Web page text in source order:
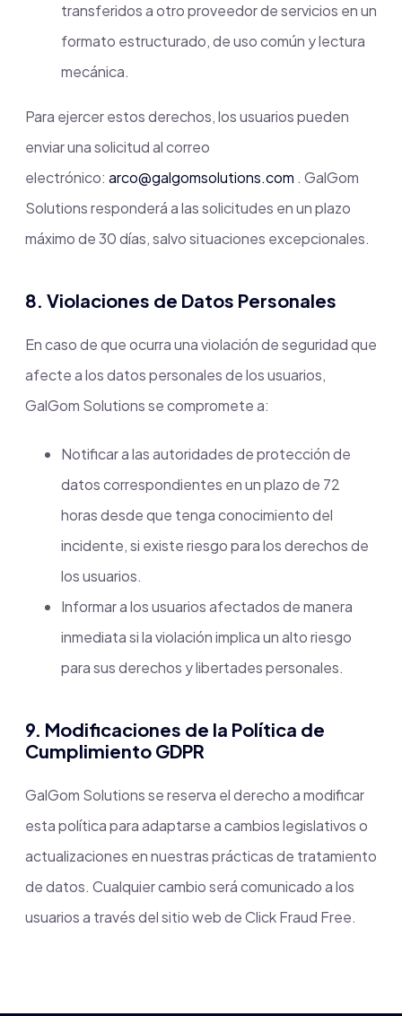
transferidos a otro proveedor de servicios en un
formato estructurado, de uso común y lectura
mecánica.
Para ejercer estos derechos, los usuarios pueden
enviar una solicitud al correo
electrónico: arco@galgomsolutions.com . GalGom
Solutions responderá a las solicitudes en un plazo
máximo de 30 días, salvo situaciones excepcionales.
8. Violaciones de Datos Personales
En caso de que ocurra una violación de seguridad que
afecte a los datos personales de los usuarios,
GalGom Solutions se compromete a:
Notificar a las autoridades de protección de
datos correspondientes en un plazo de 72
horas desde que tenga conocimiento del
incidente, si existe riesgo para los derechos de
los usuarios.
Informar a los usuarios afectados de manera
inmediata si la violación implica un alto riesgo
para sus derechos y libertades personales.
9. Modificaciones de la Política de
Cumplimiento GDPR
GalGom Solutions se reserva el derecho a modificar
esta política para adaptarse a cambios legislativos o
actualizaciones en nuestras prácticas de tratamiento
de datos. Cualquier cambio será comunicado a los
usuarios a través del sitio web de Click Fraud Free.